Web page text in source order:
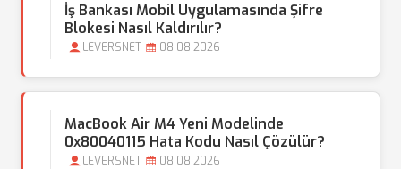
İş Bankası Mobil Uygulamasında Şifre
Blokesi Nasıl Kaldırılır?
LEVERSNET 08.08.2026
MacBook Air M4 Yeni Modelinde
0x80040115 Hata Kodu Nasıl Çözülür?
LEVERSNET 08.08.2026